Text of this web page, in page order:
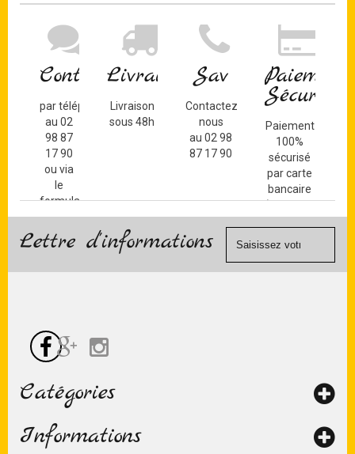
Contact
par téléphone
au 02
98 87
17 90
ou via
le
formulaire
de
contact
Livraison
Livraison
sous 48h
Sav
Contactez-
nous
au 02 98
87 17 90
Paiement
Sécurisé
Paiement
100%
sécurisé
par carte
bancaire
(Mastercard,
Visa, ...) et
Lettre d'informations
Catégories
Informations